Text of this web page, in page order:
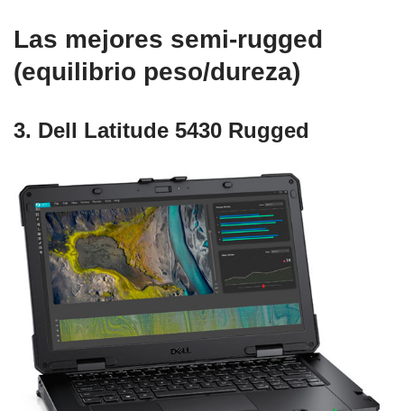
Las mejores semi-rugged
(equilibrio peso/dureza)
3. Dell Latitude 5430 Rugged